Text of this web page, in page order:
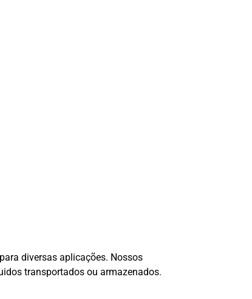
diversas aplicações. Nossos
transportados ou armazenados.